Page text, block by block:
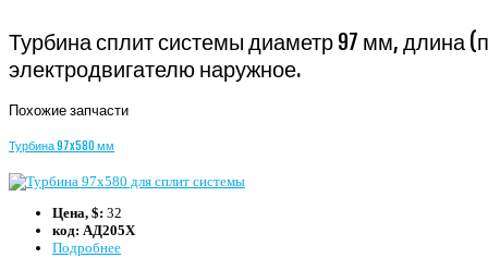
Турбина сплит системы диаметр 97 мм, длина
электродвигателю наружное.
Похожие запчасти
Турбина 97x580 мм
Цена, $: 32
код: АД205Х
Подробнее